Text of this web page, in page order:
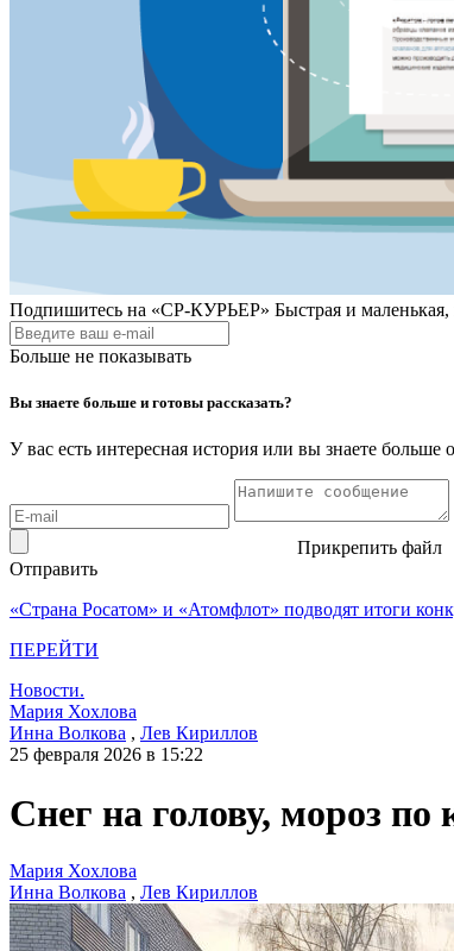
Подпишитесь на «СР-КУРЬЕР» Быстрая и
Больше не показывать
Вы знаете больше и готовы рассказать?
У вас есть интересная история или вы знаете
Прикрепить файл
Отправить
«Страна Росатом» и «Атомфлот» подводят итоги
ПЕРЕЙТИ
Новости.
Мария Хохлова
Инна Волкова , Лев Кириллов
25 февраля 2026 в 15:22
Снег на голову, мороз
Мария Хохлова
Инна Волкова , Лев Кириллов